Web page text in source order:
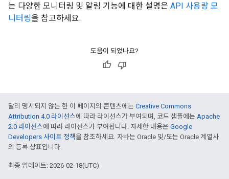
는 다양한 모니터링 및 알림 기능에 대한 설명은 API 사용량 모
니터링을 참고하세요.
도움이 되었나요?
달리 명시되지 않는 한 이 페이지의 콘텐츠에는 Creative Commons
Attribution 4.0 라이선스에 따라 라이선스가 부여되며, 코드 샘플에는 Apache
2.0 라이선스에 따라 라이선스가 부여됩니다. 자세한 내용은 Google
Developers 사이트 정책을 참조하세요. 자바는 Oracle 및/또는 Oracle 계열사
의 등록 상표입니다.
최종 업데이트: 2026-02-18(UTC)